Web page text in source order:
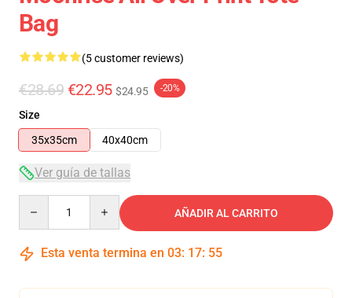
Bag
(5 customer reviews)
€28.69 €22.95 $24.95 -20%
Size
35x35cm
40x40cm
Ver guía de tallas
AÑADIR AL CARRITO
Esta venta termina en 03: 17: 54